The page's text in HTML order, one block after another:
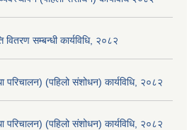
वितरण सम्बन्धी कार्यविधि, २०८२
(पहिलो संशोधन) कार्यविधि, २०८२
(पहिलो संशोधन) कार्यविधि, २०८२